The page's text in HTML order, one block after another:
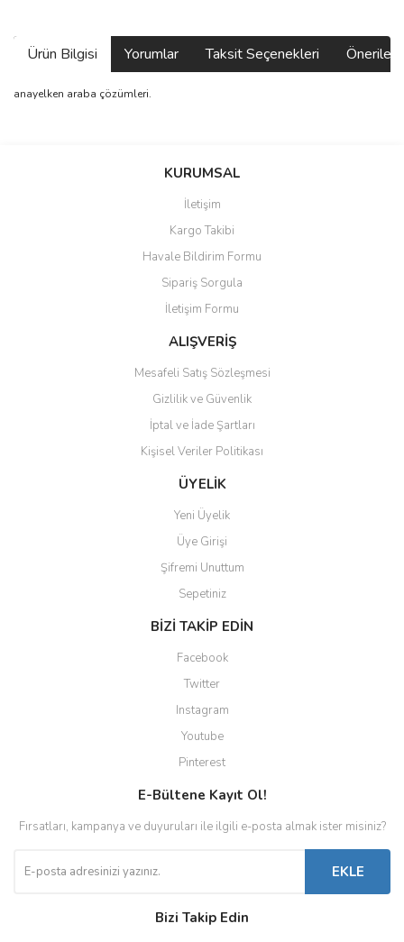
Ürün Bilgisi Yorumlar Taksit Seçenekleri
anayelken araba çözümleri.
Bu ürüne ilk yorumu siz yapın!
Ürün resmi kalitesiz, bozuk veya görüntülenemiyor.
Ürün açıklamasında eksik bilgiler bulunuyor.
Ürün bilgilerinde hatalar bulunuyor.
Ürün fiyatı diğer sitelerden daha pahalı.
Bu ürüne benzer farklı alternatifler olmalı.
Gönder
KURUMSAL
İletişim
Kargo Takibi
Havale Bildirim Formu
Sipariş Sorgula
İletişim Formu
ALIŞVERİŞ
Mesafeli Satış Sözleşmesi
Gizlilik ve Güvenlik
İptal ve İade Şartları
Kişisel Veriler Politikası
ÜYELİK
Yeni Üyelik
Üye Girişi
Şifremi Unuttum
Sepetiniz
BİZİ TAKİP EDİN
Facebook
Twitter
Instagram
Youtube
Pinterest
E-Bültene Kayıt Ol!
Fırsatları, kampanya ve duyuruları ile ilgili e-posta almak ister misiniz?
EKLE
Bizi Takip Edin